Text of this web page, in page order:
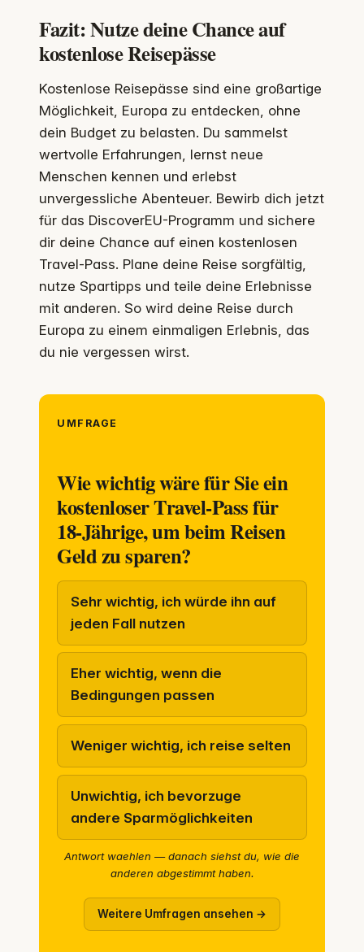
Fazit: Nutze deine Chance auf
kostenlose Reisepässe
Kostenlose Reisepässe sind eine großartige
Möglichkeit, Europa zu entdecken, ohne
dein Budget zu belasten. Du sammelst
wertvolle Erfahrungen, lernst neue
Menschen kennen und erlebst
unvergessliche Abenteuer. Bewirb dich jetzt
für das DiscoverEU-Programm und sichere
dir deine Chance auf einen kostenlosen
Travel-Pass. Plane deine Reise sorgfältig,
nutze Spartipps und teile deine Erlebnisse
mit anderen. So wird deine Reise durch
Europa zu einem einmaligen Erlebnis, das
du nie vergessen wirst.
UMFRAGE
Wie wichtig wäre für Sie ein
kostenloser Travel-Pass für
18-Jährige, um beim Reisen
Geld zu sparen?
Sehr wichtig, ich würde ihn auf
jeden Fall nutzen
Eher wichtig, wenn die
Bedingungen passen
Weniger wichtig, ich reise selten
Unwichtig, ich bevorzuge
andere Sparmöglichkeiten
Antwort waehlen — danach siehst du, wie die
anderen abgestimmt haben.
Weitere Umfragen ansehen →